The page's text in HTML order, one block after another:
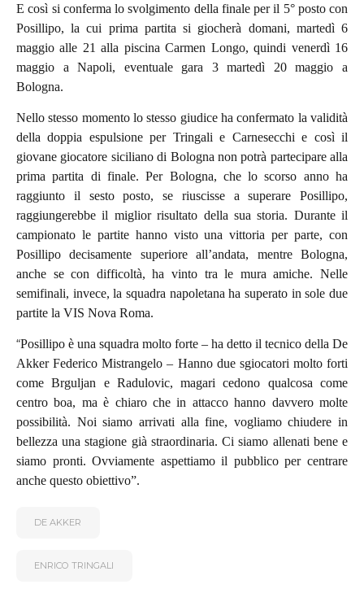
E così si conferma lo svolgimento della finale per il 5° posto con
Posillipo, la cui prima partita si giocherà domani, martedì 6
maggio alle 21 alla piscina Carmen Longo, quindi venerdì 16
maggio a Napoli, eventuale gara 3 martedì 20 maggio a
Bologna.
Nello stesso momento lo stesso giudice ha confermato la validità
della doppia espulsione per Tringali e Carnesecchi e così il
giovane giocatore siciliano di Bologna non potrà partecipare alla
prima partita di finale. Per Bologna, che lo scorso anno ha
raggiunto il sesto posto, se riuscisse a superare Posillipo,
raggiungerebbe il miglior risultato della sua storia. Durante il
campionato le partite hanno visto una vittoria per parte, con
Posillipo decisamente superiore all’andata, mentre Bologna,
anche se con difficoltà, ha vinto tra le mura amiche. Nelle
semifinali, invece, la squadra napoletana ha superato in sole due
partite la VIS Nova Roma.
“Posillipo è una squadra molto forte – ha detto il tecnico della De
Akker Federico Mistrangelo – Hanno due sgiocatori molto forti
come Brguljan e Radulovic, magari cedono qualcosa come
centro boa, ma è chiaro che in attacco hanno davvero molte
possibilità. Noi siamo arrivati alla fine, vogliamo chiudere in
bellezza una stagione già straordinaria. Ci siamo allenati bene e
siamo pronti. Ovviamente aspettiamo il pubblico per centrare
anche questo obiettivo”.
DE AKKER
ENRICO TRINGALI